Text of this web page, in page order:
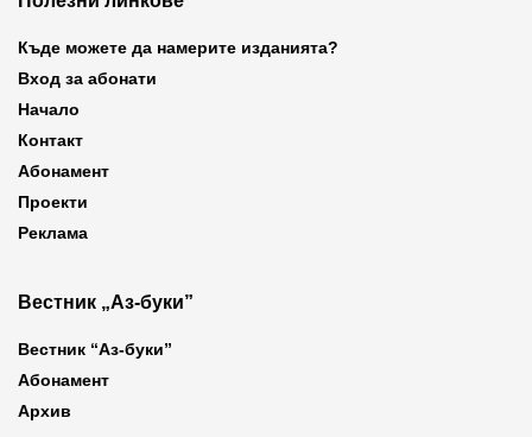
Къде можете да намерите изданията?
Вход за абонати
Начало
Контакт
Абонамент
Проекти
Реклама
Вестник „Аз-буки”
Вестник “Аз-буки”
Абонамент
Архив